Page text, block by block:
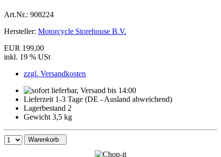
Art.Nr.: 908224
Hersteller: Motorcycle Storehouse B.V.
EUR 199,00
inkl. 19 % USt
zzgl. Versandkosten
Lieferzeit 1-3 Tage (DE - Ausland abweichend)
Lagerbestand 2
Gewicht 3,5 kg
Warenkorb